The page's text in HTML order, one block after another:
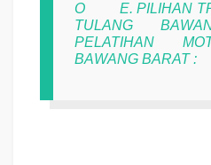
O
E. PILIHAN
TULANG
PELATIHAN
BAWANG BARAT :